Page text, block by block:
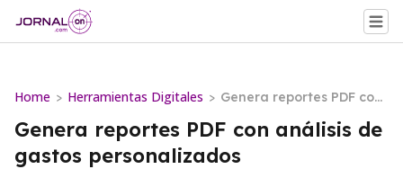
Home > Herramientas Digitales > Genera reportes PDF con
análisis de gastos person
alizados
Genera reportes PDF con análisis de
gastos personalizados